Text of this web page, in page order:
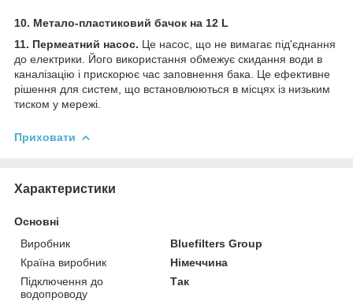
10. Метало-пластиковий бачок на 12 L
11. Пермеатний насос. Це насос, що не вимагає під'єднання
до електрики. Його використання обмежує скидання води в
каналізацію і прискорює час заповнення бака. Це ефективне
рішення для систем, що встановлюються в місцях із низьким
тиском у мережі.
Приховати
Характеристики
Основні
Виробник
Bluefilters Group
Країна виробник
Німеччина
Підключення до
водопроводу
Так